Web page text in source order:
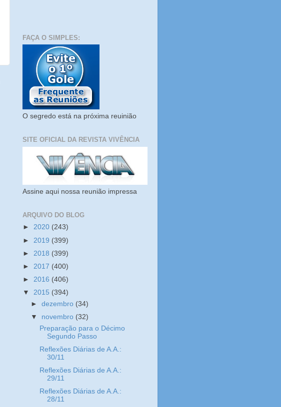
FAÇA O SIMPLES:
O segredo está na próxima reuinião
SITE OFICIAL DA REVISTA VIVÊNCIA
Assine aqui nossa reunião impressa
ARQUIVO DO BLOG
► 2020 (243)
► 2019 (399)
► 2018 (399)
► 2017 (400)
► 2016 (406)
▼ 2015 (394)
►dezembro (34)
▼ novembro (32)
Preparação para o Décimo
Segundo Passo
Reflexões Diárias de A.A.:
30/11
Reflexões Diárias de A.A.:
29/11
Reflexões Diárias de A.A.:
28/11